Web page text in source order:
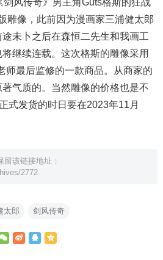
风传奇》男主角Guts格斯的狂战
雕像，此前因为漫画家三浦健太郎
未卜之后在森恒二先生和我画工
继续连载。这次格斯的雕像采用
师最后监修的一款商品。从商家的
气质的。当然雕像的价格也是不
式发货的时日要在2023年11月
该链接地址：
2772
太郎 剑风传奇